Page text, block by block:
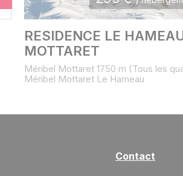
RESIDENCE LE
MOTTARET
Méribel Mottaret 1750 m (Tous les
Méribel Mottaret Le Hameau
Contact